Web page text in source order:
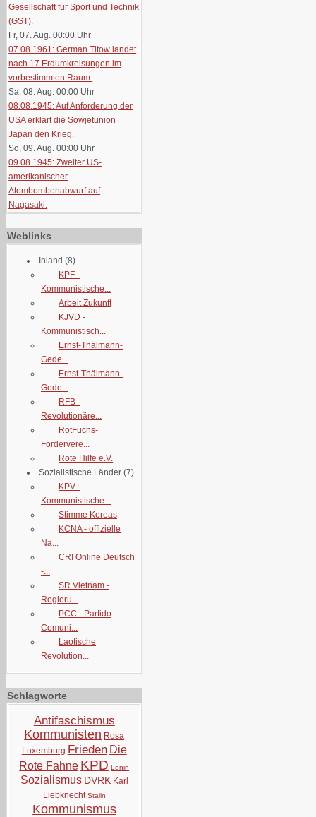
Gesellschaft für Sport und Technik
(GST).
Fr, 07. Aug. 00:00 Uhr
07.08.1961: German Titow landet
nach 17 Erdumkreisungen im
vorbestimmten Raum.
Sa, 08. Aug. 00:00 Uhr
08.08.1945: Auf Anforderung der
USA erklärt die Sowjetunion
Japan den Krieg.
So, 09. Aug. 00:00 Uhr
09.08.1945: Zweiter US-
amerikanischer
Atombombenabwurf auf
Nagasaki.
Weblinks
Inland (8)
KPF -
Kommunistische...
Arbeit Zukunft
KJVD -
Kommunistisch...
Ernst-Thälmann-
Gede...
Ernst-Thälmann-
Gede...
RFB -
Revolutionäre...
RotFuchs-
Fördervere...
Rote Hilfe e.V.
Sozialistische Länder (7)
KPV -
Kommunistische...
Stimme Koreas
KCNA - offizielle
Na...
CRI Online Deutsch
-...
SR Vietnam -
Regieru...
PCC - Partido
Comuni...
Laotische
Revolution...
Schlagworte
Antifaschismus
Kommunisten Rosa
Luxemburg Frieden Die
Rote Fahne KPD Lenin
Sozialismus DVRK Karl
Liebknecht Stalin
Kommunismus